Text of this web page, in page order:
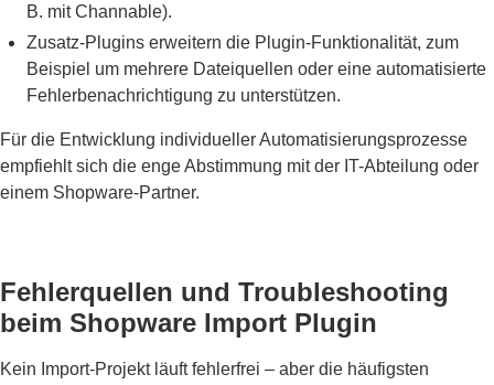
B. mit Channable).
Zusatz-Plugins erweitern die Plugin-Funktionalität, zum
Beispiel um mehrere Dateiquellen oder eine automatisierte
Fehlerbenachrichtigung zu unterstützen.
Für die Entwicklung individueller Automatisierungsprozesse
empfiehlt sich die enge Abstimmung mit der IT-Abteilung oder
einem Shopware-Partner.
Fehlerquellen und Troubleshooting
beim Shopware Import Plugin
Kein Import-Projekt läuft fehlerfrei – aber die häufigsten